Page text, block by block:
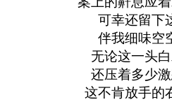
可幸还留下
伴我细味空
无论这一头
还压着多少
这不肯放手的